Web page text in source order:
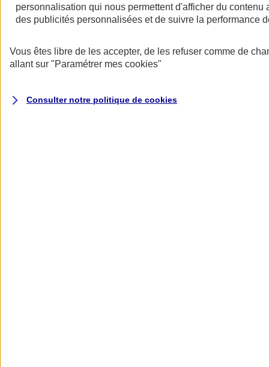
AXA Assurance
personnalisation qui nous permettent d'afficher du contenu
des publicités personnalisées et de suivre la performance
Vous êtes libre de les accepter, de les refuser comme de
allant sur "Paramétrer mes cookies"
Consulter notre politique de cookies